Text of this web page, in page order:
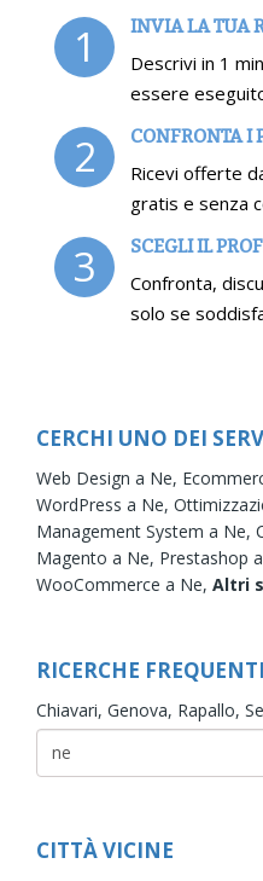
1 INVIA LA TUA
Descrivi in 1
essere
2 CONFRONTA I
Ricevi offerte
gratis e senza
3 SCEGLI IL
Confronta,
solo se
CERCHI UNO DEI
Web Design a Ne,
WordPress a Ne,
Management System a Ne,
Magento a Ne, Prestashop
WooCommerce a Ne, Altri
RICERCHE FREQUENTI
Chiavari, Genova, Rapallo,
CITTÀ VICINE